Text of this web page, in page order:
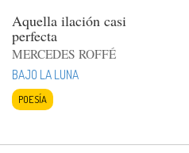
Aquella ilación casi
perfecta
MERCEDES ROFFÉ
BAJO LA LUNA
POESÍA